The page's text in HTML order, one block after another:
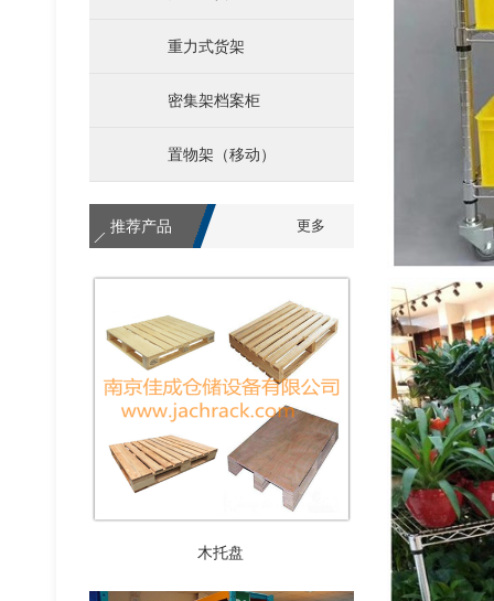
重力式货架
密集架档案柜
置物架（移动）
更多
推荐产品
次重货架